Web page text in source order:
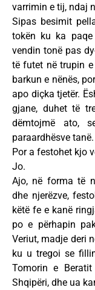
varrimin e tij, ndaj
Sipas besimit
tokën ku ka
vendin tonë pas
të futet në trupin
barkun e nënës,
apo diçka tjetër.
gjane, duhet të
dëmtojmë ato,
paraardhësve tanë.
Por a festohet kjo
Jo.
Ajo, në forma të
dhe njerëzve,
këtë fe e kanë
po e përhapin
Veriut, madje deri
ku u tregoi se
Tomorin e
Shqipëri, dhe ua